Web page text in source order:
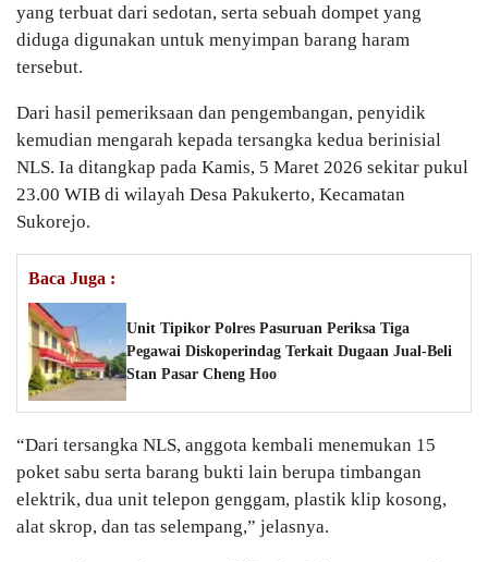
yang terbuat dari sedotan, serta sebuah dompet yang
diduga digunakan untuk menyimpan barang haram
tersebut.
Dari hasil pemeriksaan dan pengembangan, penyidik
kemudian mengarah kepada tersangka kedua berinisial
NLS. Ia ditangkap pada Kamis, 5 Maret 2026 sekitar pukul
23.00 WIB di wilayah Desa Pakukerto, Kecamatan
Sukorejo.
Baca Juga :
Unit Tipikor Polres Pasuruan Periksa Tiga
Pegawai Diskoperindag Terkait Dugaan Jual-Beli
Stan Pasar Cheng Hoo
“Dari tersangka NLS, anggota kembali menemukan 15
poket sabu serta barang bukti lain berupa timbangan
elektrik, dua unit telepon genggam, plastik klip kosong,
alat skrop, dan tas selempang,” jelasnya.